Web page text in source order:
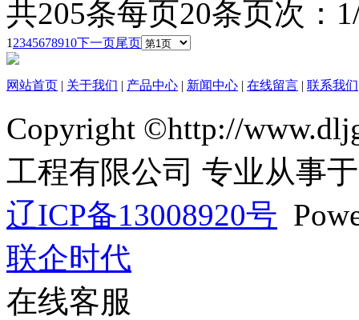
共205条每页20条页次：
1 2345678910下一页尾页
网站首页 | 关于我们 | 产品中心 | 新闻中心 | 在线留言 | 联系我们
Copyright ©http://
工程有限公司 专业从事于
辽ICP备13008920号
联企时代
在线客服